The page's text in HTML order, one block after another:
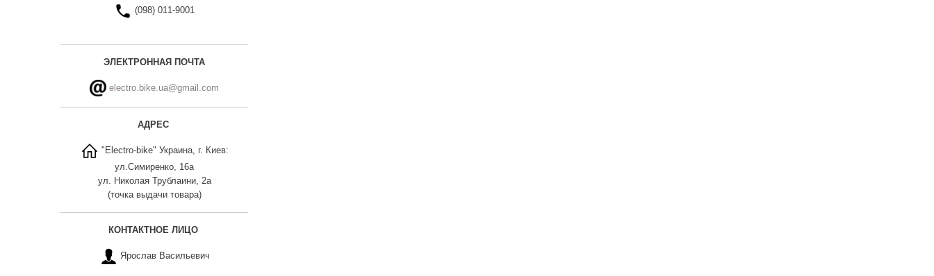
(098) 011-9001
ЭЛЕКТРОННАЯ ПОЧТА
electro.bike.ua@gmail.com
АДРЕС
"Electro-bike" Украина, г. Киев:
ул.Симиренко, 16а
ул. Николая Трублаини, 2а
(точка выдачи товара)
КОНТАКТНОЕ ЛИЦО
Ярослав Васильевич